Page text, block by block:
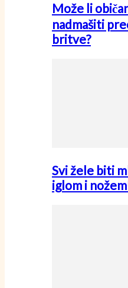
Može li
nadmašiti
britve?
Svi žele biti
iglom i